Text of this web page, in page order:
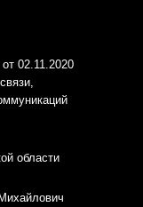
02.11.2020
области